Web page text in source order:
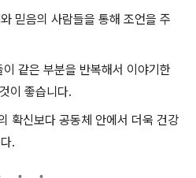
믿음의 사람들을 통해 조언을 주
같은 부분을 반복해서 이야기한
이 좋습니다.
확신보다 공동체 안에서 더욱 건강
.